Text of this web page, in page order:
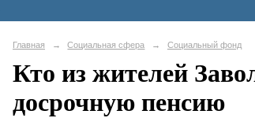
Главная → Социальная сфера → Социальный фонд
Кто из жителей
досрочную пенсию